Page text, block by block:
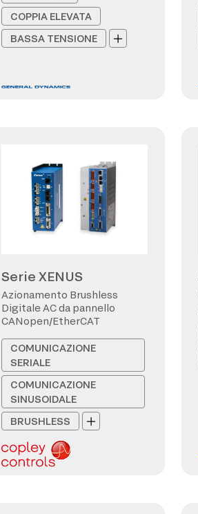
COPPIA ELEVATA
BASSA TENSIONE
Serie XENUS
Azionamento Brushless
Digitale AC da pannello
CANopen/EtherCAT
COMUNICAZIONE
SERIALE
COMUNICAZIONE
SINUSOIDALE
BRUSHLESS